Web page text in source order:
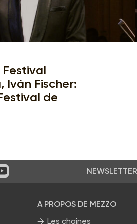
Iván Fischer:
de
Instagram
Sur Youtube NEWSLETTER
A PROPOS DE MEZZO
Les chaînes